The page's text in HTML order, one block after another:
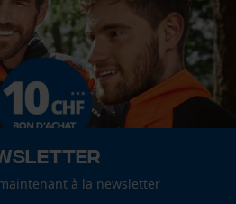
à la newsletter
Personalization
d'accueil personnalisée
sauvegardé
personnelle
IP et détection des
YouTube
Maps